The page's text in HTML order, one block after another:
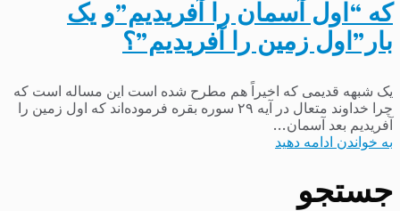
که “اول آسمان را آفریدیم”و یک
بار”اول زمین را آفریدیم”؟
یک شبهه قدیمی که اخیراً هم مطرح شده است این مساله است که
چرا خداوند متعال در آیه ۲۹ سوره بقره فرموده‌اند که اول زمین را
آفریدیم بعد آسمان...
به خواندن ادامه دهید
جستجو